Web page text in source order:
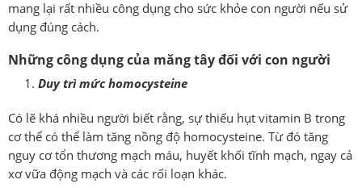
mang lại rất nhiều công dụng cho sức khỏe con người nếu sử
dụng đúng cách.
Những công dụng của măng tây đối với con người
Duy trì mức homocysteine
Có lẽ khá nhiều người biết rằng, sự thiếu hụt vitamin B trong
cơ thể có thể làm tăng nồng độ homocysteine. Từ đó tăng
nguy cơ tổn thương mạch máu, huyết khối tĩnh mạch, ngay cả
xơ vữa động mạch và các rối loạn khác.